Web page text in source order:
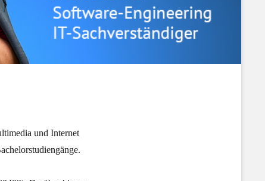
und Internet